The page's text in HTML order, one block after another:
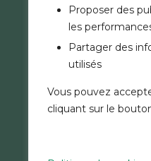
Proposer des
les
Partager des
utilisés
Vous pouvez
cliquant sur le